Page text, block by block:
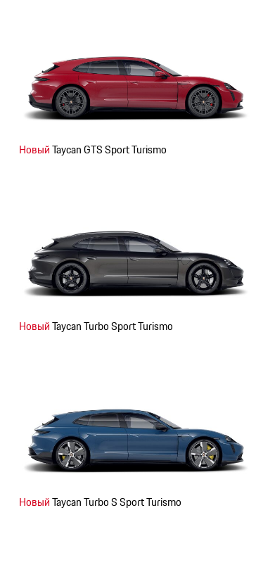
НовыйTaycan GTS Sport Turismo
НовыйTaycan Turbo Sport Turismo
НовыйTaycan Turbo S Sport Turismo